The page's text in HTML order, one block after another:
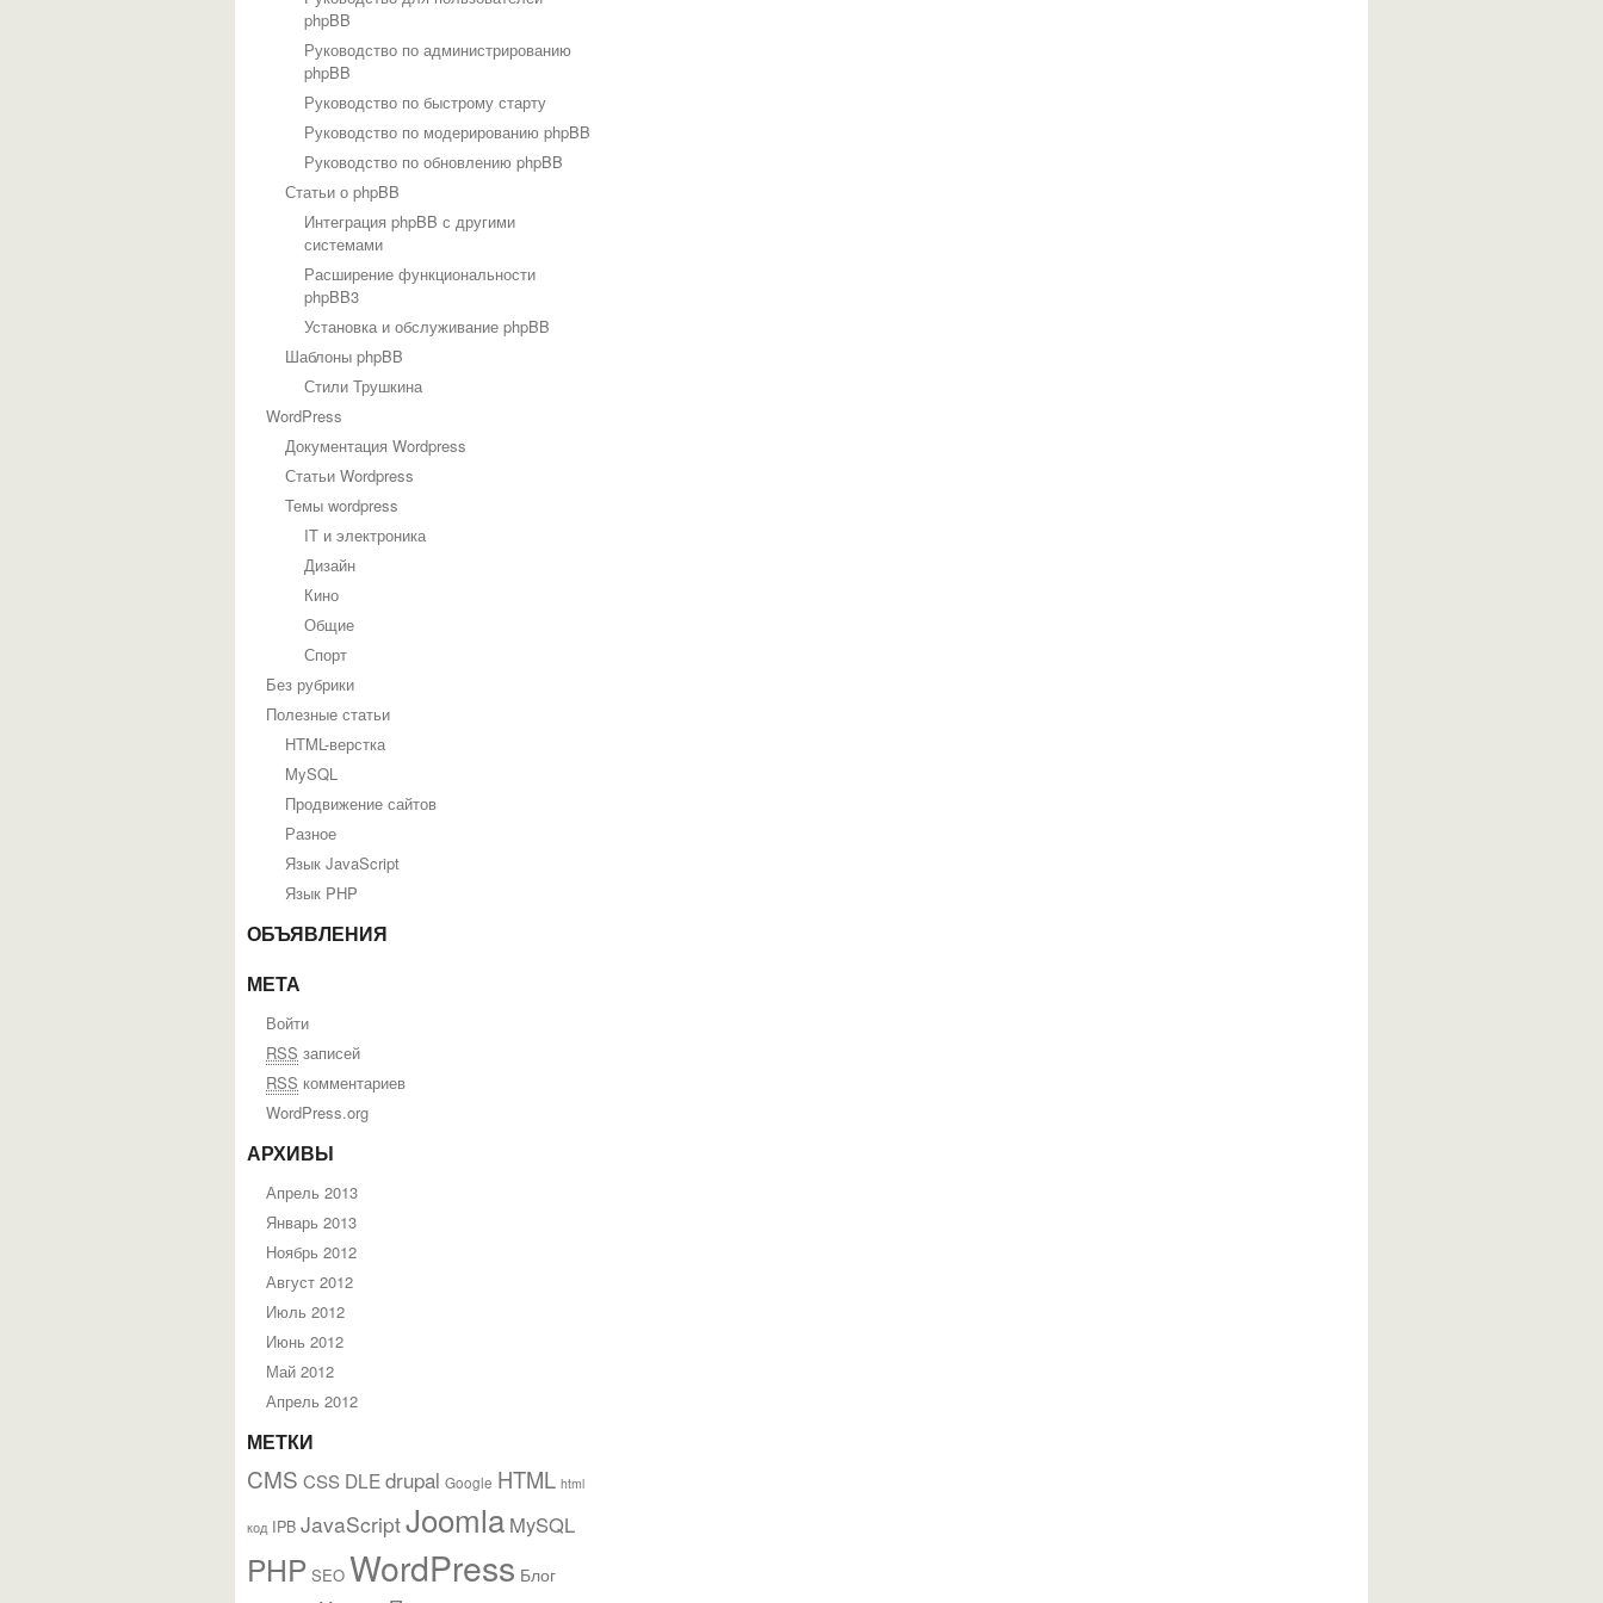
phpBB
Руководство по администрированию
phpBB
Руководство по быстрому старту
Руководство по модерированию phpBB
Руководство по обновлению phpBB
Статьи о phpBB
Интеграция phpBB с другими
системами
Расширение функциональности
phpBB3
Установка и обслуживание phpBB
Шаблоны phpBB
Стили Трушкина
WordPress
Документация Wordpress
Статьи Wordpress
Темы wordpress
IT и электроника
Дизайн
Кино
Общие
Спорт
Без рубрики
Полезные статьи
HTML-верстка
MySQL
Продвижение сайтов
Разное
Язык JavaScript
Язык PHP
ОБЪЯВЛЕНИЯ
МЕТА
Войти
RSS записей
RSS комментариев
WordPress.org
АРХИВЫ
Апрель 2013
Январь 2013
Ноябрь 2012
Август 2012
Июль 2012
Июнь 2012
Май 2012
Апрель 2012
МЕТКИ
CMS CSS DLEdrupal Google HTML html
код IPB JavaScriptJoomla MySQL
PHP SEO WordPress Блог